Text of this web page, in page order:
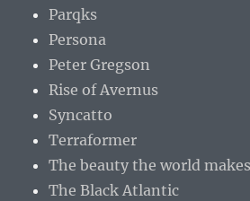
Parqks
Persona
Peter Gregson
Rise of Avernus
Syncatto
Terraformer
The beauty the world
The Black Atlantic